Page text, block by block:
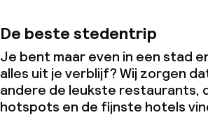
De beste stedentrip
Je bent maar even in een stad
alles uit je verblijf? Wij zorgen
andere de leukste restaurants,
hotspots en de fijnste hotels